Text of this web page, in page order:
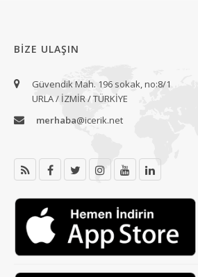
BIZE ULAŞIN
Güvendik Mah. 196 sokak, no:8/1
URLA / İZMİR / TÜRKİYE
merhaba@icerik.net